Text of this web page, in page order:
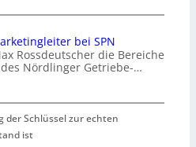
bei SPN
Rossdeutscher die Bereiche
Nördlinger Getriebe-…
der Schlüssel zur echten
ist